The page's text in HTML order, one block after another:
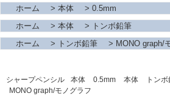
ホーム
> 本体 > 0.5mm
ホーム
> 本体 >
トンボ鉛筆
ホーム
> トンボ鉛筆 > MONO graph/
シャープペンシル 本体 0.5mm 本体 トン
MONO graph/モノグラフ